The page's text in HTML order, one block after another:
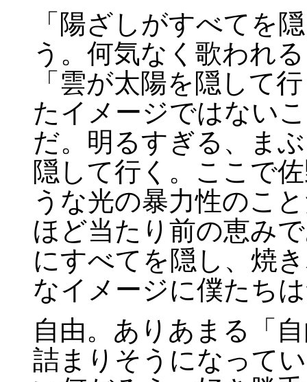
「陽ざしがすべてを
う。何気なく歌われ
「雲が太陽を隠して
たイメージではない
だ。明るすぎる、ま
隠して行く。ここで
うな光の暴力性のこ
ほど当たり前の恵み
にすべてを隠し、焼
なイメージに僕たち
自由。ありあまる「
詰まりそうになって